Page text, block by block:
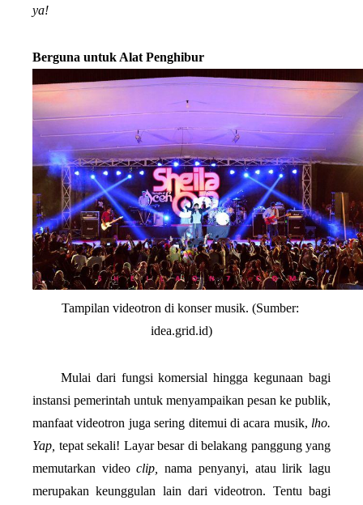
ya!
Berguna untuk Alat Penghibur
Tampilan videotron di konser musik. (Sumber:
idea.grid.id)
Mulai dari fungsi komersial hingga kegunaan bagi
instansi pemerintah untuk menyampaikan pesan ke publik,
manfaat videotron juga sering ditemui di acara musik, lho.
Yap, tepat sekali! Layar besar di belakang panggung yang
memutarkan video clip, nama penyanyi, atau lirik lagu
merupakan keunggulan lain dari videotron. Tentu bagi